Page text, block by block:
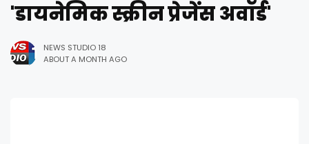
'डायनेमिक स्क्रीन प्रेजेंस अवॉर्ड'
NEWS STUDIO 18
ABOUT A MONTH AGO